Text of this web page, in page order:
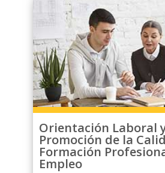
Orientación Laboral
Promoción de la
Formación
Empleo